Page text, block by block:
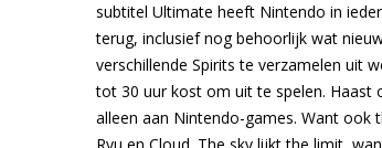
subtitel Ultimate heeft Nintendo in
terug, inclusief nog behoorlijk wat
verschillende Spirits te verzamelen uit
tot 30 uur kost om uit te spelen. Haast
alleen aan Nintendo-games. Want ook